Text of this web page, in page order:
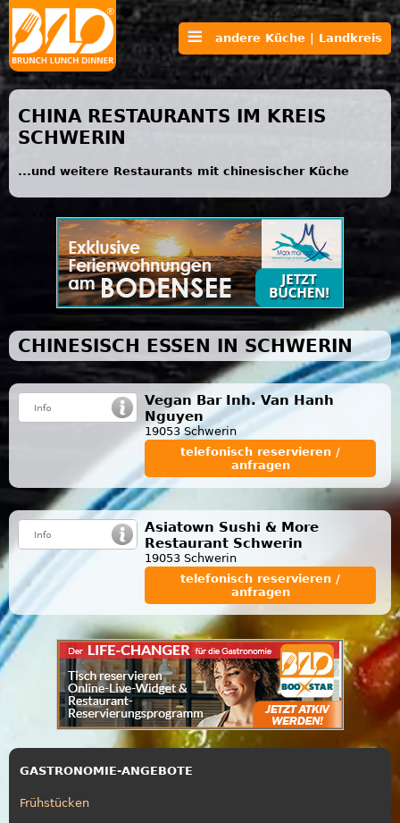
andere Küche | Landkreis
CHINA RESTAURANTS IM KREIS
SCHWERIN
...und weitere Restaurants mit chinesischer Küche
CHINESISCH ESSEN IN SCHWERIN
Vegan Bar Inh. Van Hanh
Nguyen
19053 Schwerin
telefonisch reservieren /
anfragen
Asiatown Sushi & More
Restaurant Schwerin
19053 Schwerin
telefonisch reservieren /
anfragen
GASTRONOMIE-ANGEBOTE
Frühstücken